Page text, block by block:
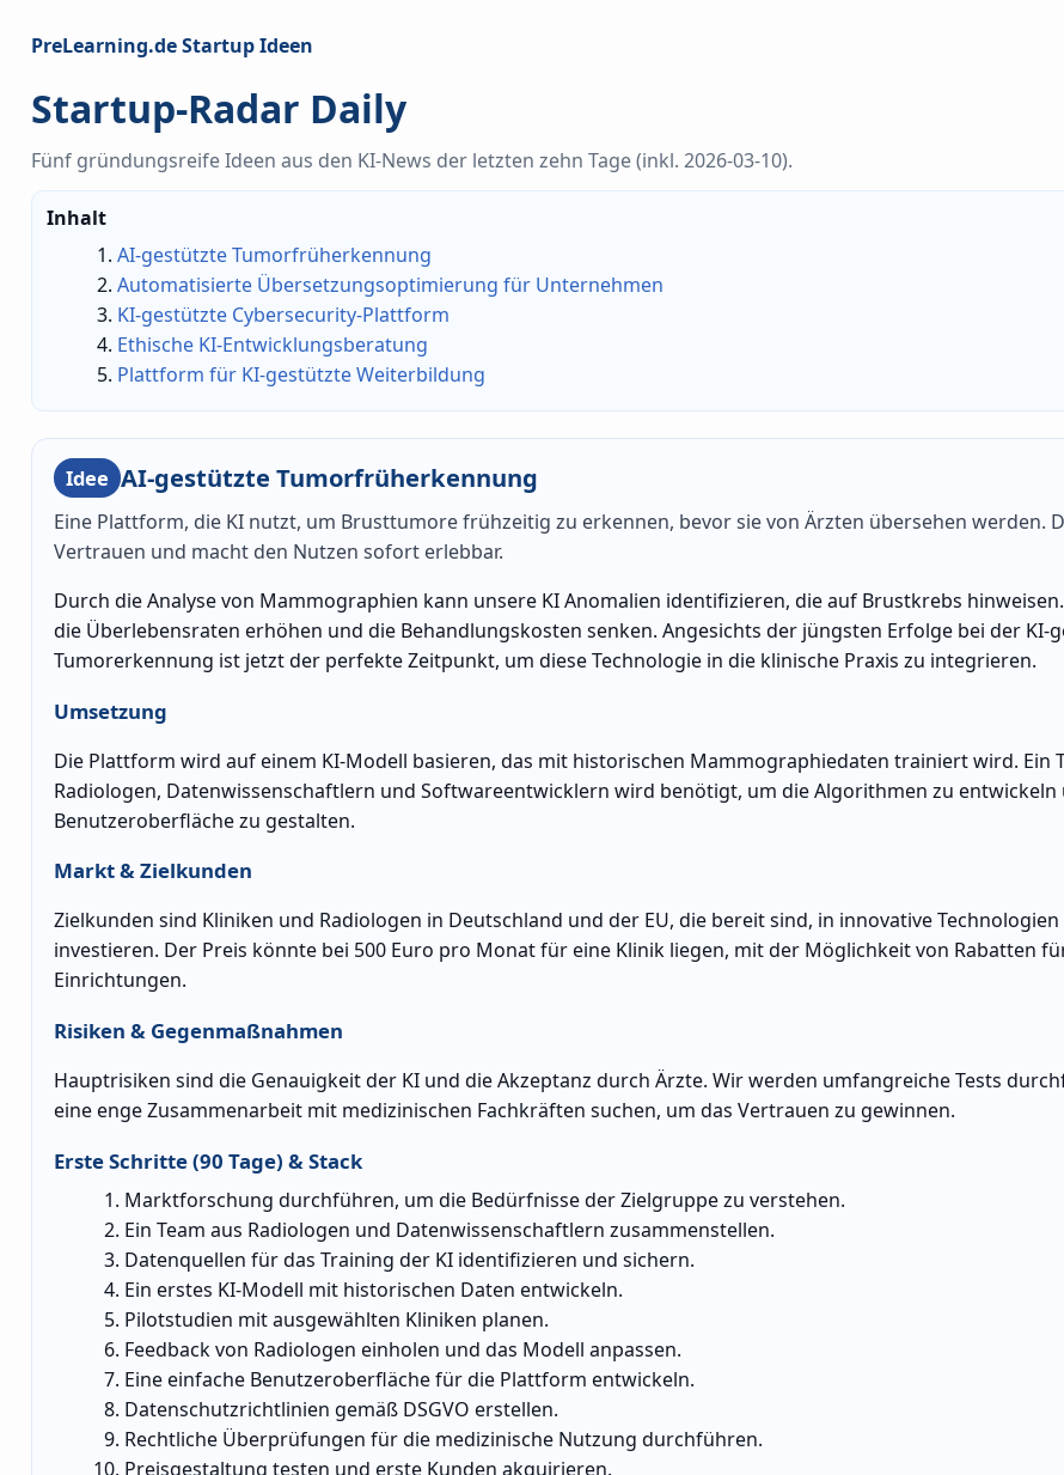
PreLearning.de Startup Ideen
Startup-Radar Daily
Fünf gründungsreife Ideen aus den KI-News der letzten zehn Tage (inkl. 2026-03-10).
Inhalt
AI-gestützte Tumorfrüherkennung
Automatisierte Übersetzungsoptimierung für Unternehmen
KI-gestützte Cybersecurity-Plattform
Ethische KI-Entwicklungsberatung
Plattform für KI-gestützte Weiterbildung
Idee AI-gestützte Tumorfrüherkennung
Eine Plattform, die KI nutzt, um Brusttumore frühzeitig zu erkennen, bevor sie von Ärzten übersehen werden.
Vertrauen und macht den Nutzen sofort erlebbar.
Durch die Analyse von Mammographien kann unsere KI Anomalien identifizieren, die auf Brustkrebs
die Überlebensraten erhöhen und die Behandlungskosten senken. Angesichts der jüngsten Erfolge bei der KI-
Tumorerkennung ist jetzt der perfekte Zeitpunkt, um diese Technologie in die klinische Praxis zu integrieren.
Umsetzung
Die Plattform wird auf einem KI-Modell basieren, das mit historischen Mammographiedaten trainiert wird. Ein
Radiologen, Datenwissenschaftlern und Softwareentwicklern wird benötigt, um die Algorithmen zu entwickeln
Benutzeroberfläche zu gestalten.
Markt & Zielkunden
Zielkunden sind Kliniken und Radiologen in Deutschland und der EU, die bereit sind, in innovative Technologien
investieren. Der Preis könnte bei 500 Euro pro Monat für eine Klinik liegen, mit der Möglichkeit von Rabatten
Einrichtungen.
Risiken & Gegenmaßnahmen
Hauptrisiken sind die Genauigkeit der KI und die Akzeptanz durch Ärzte. Wir werden umfangreiche Tests
eine enge Zusammenarbeit mit medizinischen Fachkräften suchen, um das Vertrauen zu gewinnen.
Erste Schritte (90 Tage) & Stack
Marktforschung durchführen, um die Bedürfnisse der Zielgruppe zu verstehen.
Ein Team aus Radiologen und Datenwissenschaftlern zusammenstellen.
Datenquellen für das Training der KI identifizieren und sichern.
Ein erstes KI-Modell mit historischen Daten entwickeln.
Pilotstudien mit ausgewählten Kliniken planen.
Feedback von Radiologen einholen und das Modell anpassen.
Eine einfache Benutzeroberfläche für die Plattform entwickeln.
Datenschutzrichtlinien gemäß DSGVO erstellen.
Rechtliche Überprüfungen für die medizinische Nutzung durchführen.
Preisgestaltung testen und erste Kunden akquirieren.